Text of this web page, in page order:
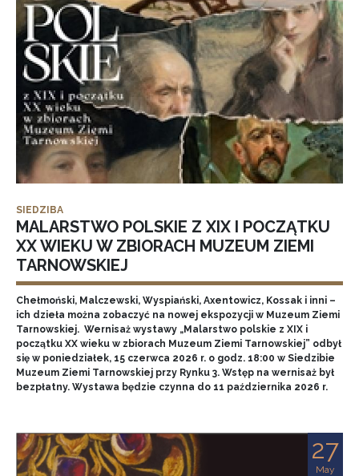
SIEDZIBA
MALARSTWO POLSKIE Z XIX I POCZĄTKU
XX WIEKU W ZBIORACH MUZEUM ZIEMI
TARNOWSKIEJ
Chełmoński, Malczewski, Wyspiański, Axentowicz, Kossak i inni –
ich dzieła można zobaczyć na nowej ekspozycji w Muzeum Ziemi
Tarnowskiej. Wernisaż wystawy „Malarstwo polskie z XIX i
początku XX wieku w zbiorach Muzeum Ziemi Tarnowskiej” odbył
się w poniedziałek, 15 czerwca 2026 r. o godz. 18:00 w Siedzibie
Muzeum Ziemi Tarnowskiej przy Rynku 3. Wstęp na wernisaż był
bezpłatny. Wystawa będzie czynna do 11 października 2026 r.
27
May